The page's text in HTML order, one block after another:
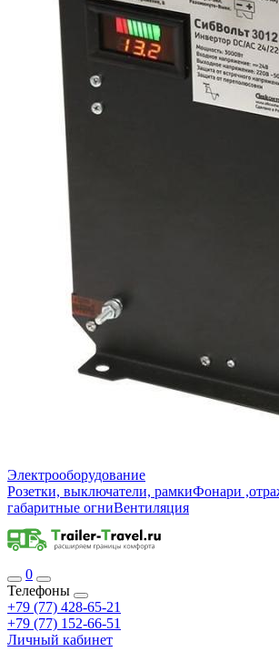
Электрооборудование
Розетки, выключатели, рамкиФонари
габаритные огниВентиляция
0
Телефоны
+79 (77) 428-65-21
+79 (77) 152-66-51
Личный кабинет